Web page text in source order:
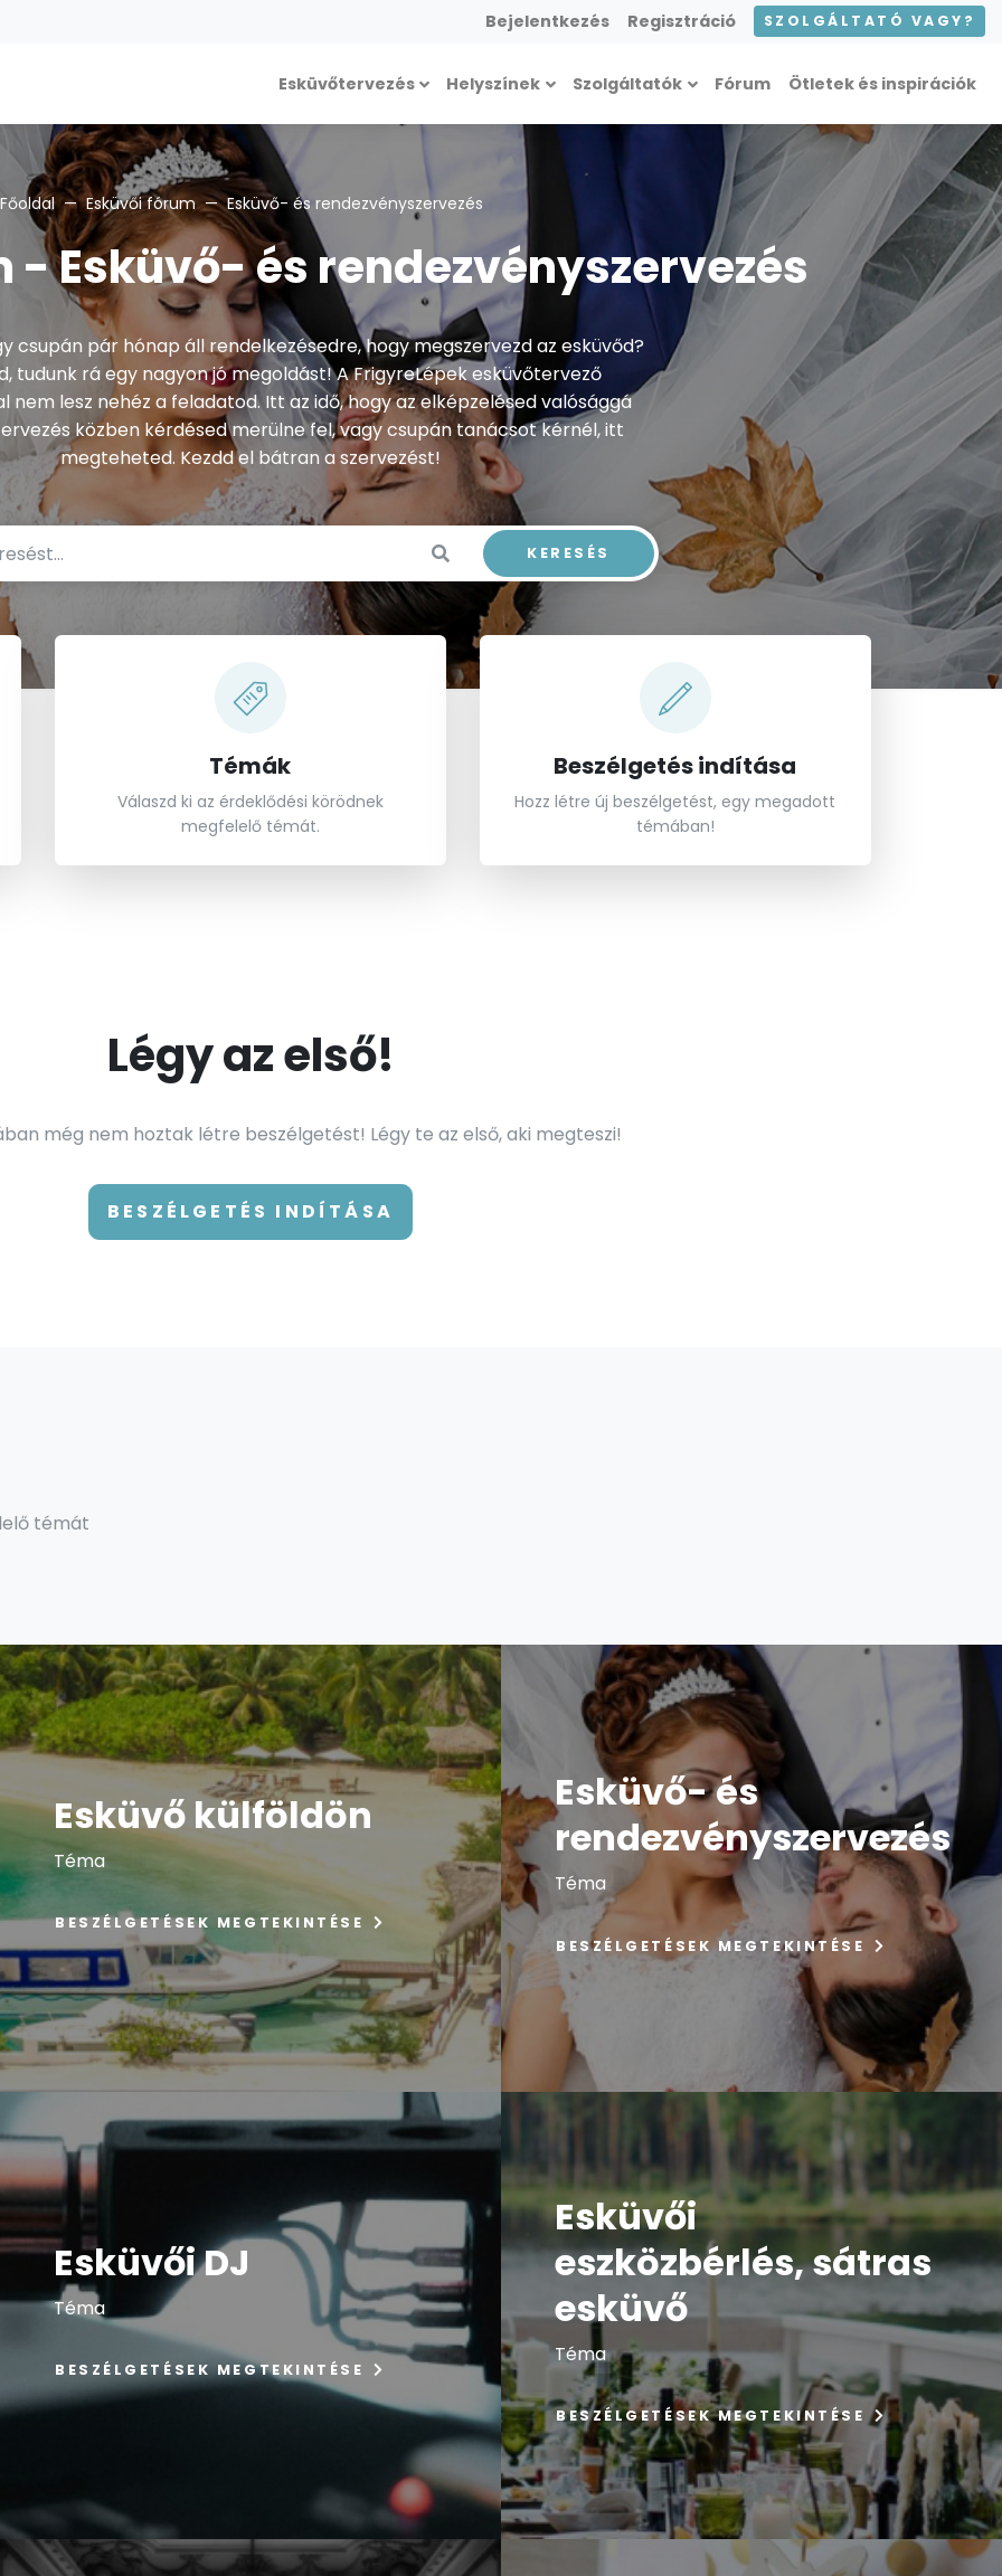
Bejelentkezés Regisztráció SZOLGÁLTATÓ VAGY?
Esküvőtervezés Helyszínek Szolgáltatók Fórum Ötletek és inspirációk
Főoldal Esküvői fórum Esküvő- és rendezvényszervezés
- Esküvő- és rendezvényszervezés
csupán pár hónap áll rendelkezésedre, hogy megszervezd az esküvőd?
tudunk rá egy nagyon jó megoldást! A FrigyreLépek esküvőtervező
nem lesz nehéz a feladatod. Itt az idő, hogy az elképzelésed valósággá
közben kérdésed merülne fel, vagy csupán tanácsot kérnél, itt
megteheted. Kezdd el bátran a szervezést!
Kezdd el a keresést...
KERESÉS
Témák
Válaszd ki az érdeklődési körödnek
megfelelő témát.
Beszélgetés indítása
Hozz létre új beszélgetést, egy megadott
témában!
Légy az első!
még nem hoztak létre beszélgetést! Légy te az első, aki megteszi!
BESZÉLGETÉS INDÍTÁSA
témát
Esküvő külföldön
Téma
BESZÉLGETÉSEK MEGTEKINTÉSE
Esküvő- és
rendezvényszervezés
Téma
BESZÉLGETÉSEK MEGTEKINTÉSE
Esküvői DJ
Téma
BESZÉLGETÉSEK MEGTEKINTÉSE
Esküvői
eszközbérlés, sátras
esküvő
Téma
BESZÉLGETÉSEK MEGTEKINTÉSE